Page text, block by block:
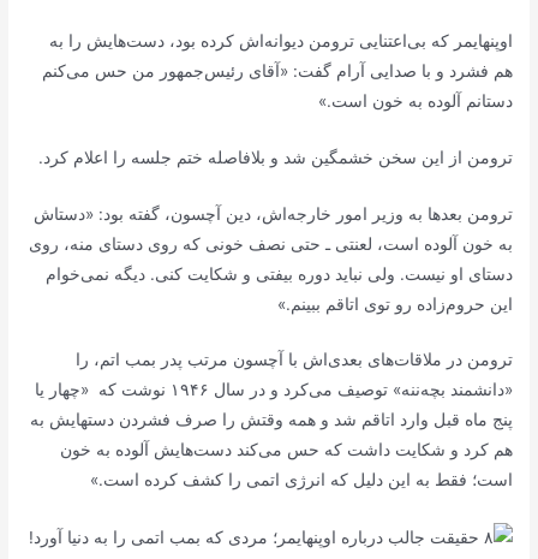
اوپنهایمر که بی‌اعتنایی ترومن دیوانه‌اش کرده بود، دست‌هایش را به
هم فشرد و با صدایی آرام گفت: «آقای رئیس‌جمهور من حس می‌کنم
دستانم آلوده به خون است.»
ترومن از این سخن خشمگین شد و بلافاصله ختم جلسه را اعلام کرد.
ترومن بعد‌ها به وزیر امور خارجه‌اش، دین آچسون، گفته بود: «دستاش
به خون آلوده است، لعنتی ـ حتی نصف خونی که روی دستای منه، روی
دستای او نیست. ولی نباید دوره بیفتی و شکایت کنی. دیگه نمی‌خوام
این حروم‌زاده رو توی اتاقم ببینم.»
ترومن در ملاقات‌های بعدی‌اش با آچسون مرتب پدر بمب اتم، را
«دانشمند بچه‌ننه» توصیف می‌کرد و در سال ۱۹۴۶ نوشت که «چهار یا
پنج ماه قبل وارد اتاقم شد و همه وقتش را صرف فشردن دستهایش به
هم کرد و شکایت داشت که حس می‌کند دست‌هایش آلوده به خون
است؛ فقط به این دلیل که انرژی اتمی را کشف کرده است.»